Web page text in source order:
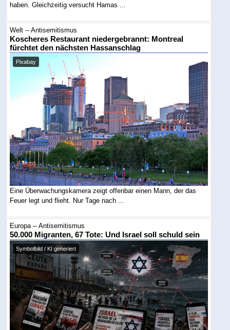
haben. Gleichzeitig versucht Hamas ...
Welt -- Antisemitismus
Koscheres Restaurant niedergebrannt: Montreal
fürchtet den nächsten Hassanschlag
Pixabay
Eine Überwachungskamera zeigt offenbar einen Mann, der das
Feuer legt und flieht. Nur Tage nach ...
Europa -- Antisemitismus
50.000 Migranten, 67 Tote: Und Israel soll schuld sein
Symbolbild / KI generiert